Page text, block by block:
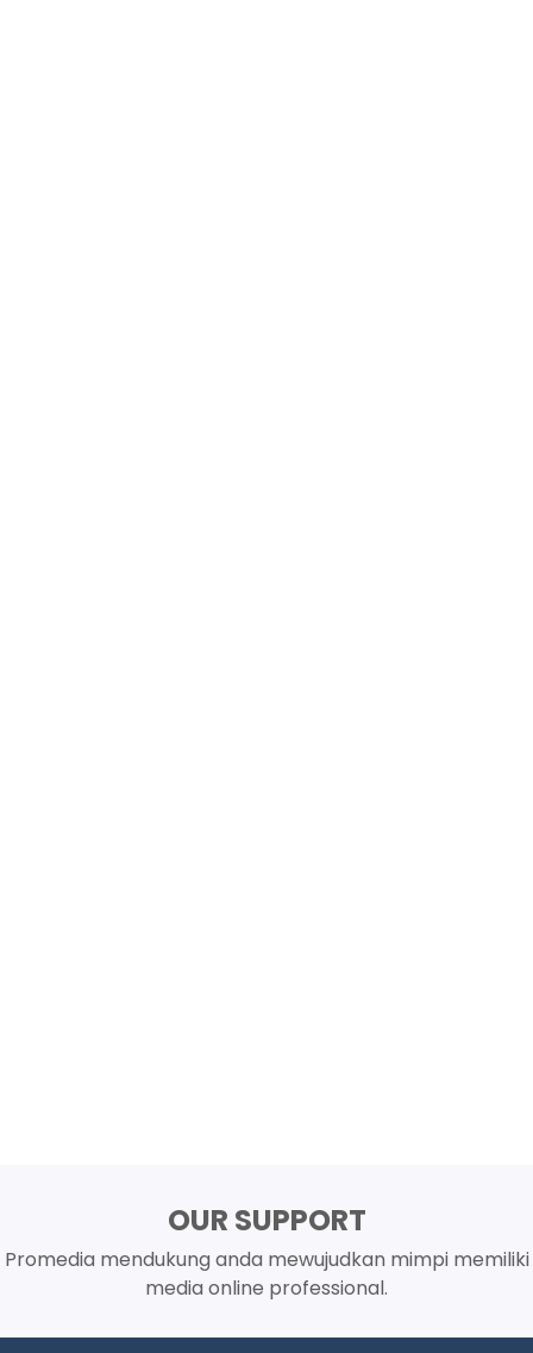
OUR SUPPORT
Promedia mendukung anda mewujudkan mimpi memiliki
media online professional.